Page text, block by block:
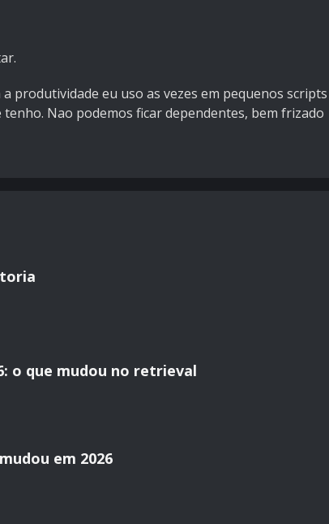
produtividade eu uso as vezes em pequenos scripts
Nao podemos ficar dependentes, bem frizado
o que mudou no retrieval
em 2026